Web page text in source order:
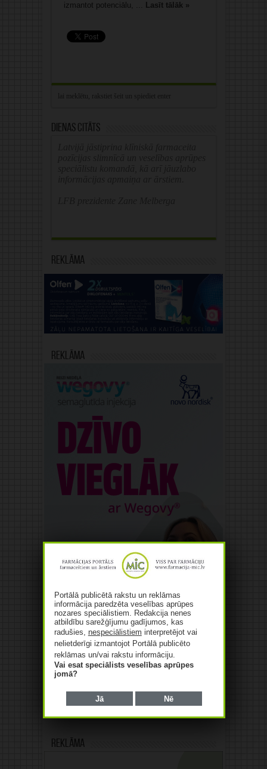
izmantot potenciālu, ... Lasīt tālāk »
Dienas citāts
Reklāma
Reklāma
Reklāma
Portālā publicētā rakstu un reklāmas
informācija paredzēta veselības aprūpes
nozares speciālistiem. Redakcija nenes
atbildību sarežģījumu gadījumos, kas
radušies, nespeciālistiem interpretējot vai
nelietderīgi izmantojot Portālā publicēto
reklāmas un/vai rakstu informāciju.
Vai esat speciālists veselības aprūpes
jomā?
Jā Nē